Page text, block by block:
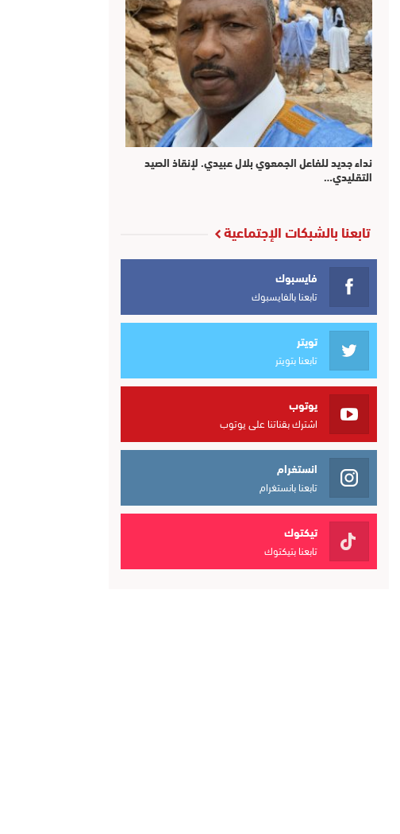
نداء جديد للفاعل الجمعوي بلال عبيدي. لإنقاذ الصيد
التقليدي…
تابعنا بالشبكات الإجتماعية
فايسبوك
تابعنا بالفايسبوك
تويتر
تابعنا بتويتر
يوتوب
اشترك بقناتنا على يوتوب
انستغرام
تابعنا بانستغرام
تيكتوك
تابعنا بتيكتوك